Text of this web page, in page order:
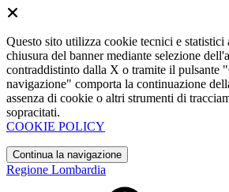
Questo sito utilizza cookie tecnici e statistici
chiusura del banner mediante selezione
contraddistinto dalla X o tramite il pulsante
navigazione" comporta la continuazione
assenza di cookie o altri strumenti di
sopracitati.
COOKIE POLICY
Continua la navigazione
Regione Lombardia